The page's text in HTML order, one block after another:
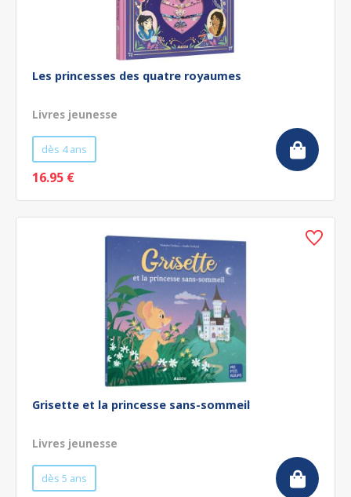
Les princesses des quatre royaumes
Livres jeunesse
dès 4 ans
16.95 €
Grisette et la princesse sans-sommeil
Livres jeunesse
dès 5 ans